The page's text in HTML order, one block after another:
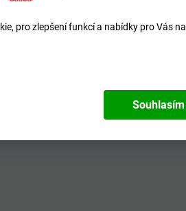
pro zlepšení funkcí a nabídky pro Vás na
Souhlasím